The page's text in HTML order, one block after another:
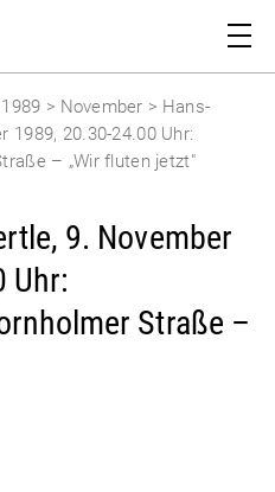
1989 > November > Hans-
1989, 20.30-24.00 Uhr:
– „Wir fluten jetzt"
9. November
Uhr:
Straße –